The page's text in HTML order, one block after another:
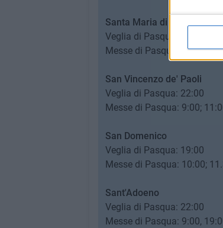
Santa Maria di
Veglia di Pasqua: 21:30
​Messe di Pasqua: 10:30;
San Vincenzo de' Paoli
Veglia di Pasqua: 22:00
​Messe di Pasqua: 9:00;
San Domenico
Veglia di Pasqua: 19:00
​Messe di Pasqua: 10:00;
Sant'Adoeno
Veglia di Pasqua: 22:00
​Messe di Pasqua: 9:00,